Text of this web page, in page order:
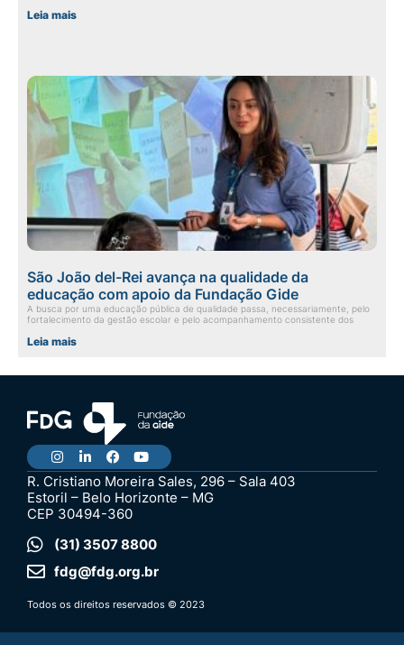
Leia mais
São João del-Rei avança na qualidade da
educação com apoio da Fundação Gide
A busca por uma educação pública de qualidade passa, necessariamente, pelo
fortalecimento da gestão escolar e pelo acompanhamento consistente dos
Leia mais
R. Cristiano Moreira Sales, 296 – Sala 403
Estoril – Belo Horizonte – MG
CEP 30494-360
(31) 3507 8800
fdg@fdg.org.br
Todos os direitos reservados © 2023